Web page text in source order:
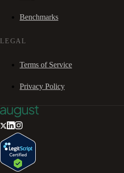
Benchmarks
LEGAL
Terms of Service
Privacy Policy